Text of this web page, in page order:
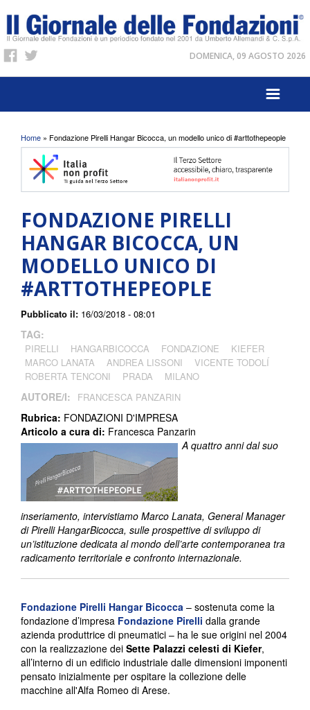
DOMENICA, 09 AGOSTO 2026
Tu sei qui
Home » Fondazione Pirelli Hangar Bicocca, un modello unico di #arttothepeople
FONDAZIONE PIRELLI
HANGAR BICOCCA, UN
MODELLO UNICO DI
#ARTTOTHEPEOPLE
Pubblicato il: 16/03/2018 - 08:01
TAG:
PIRELLI HANGARBICOCCA FONDAZIONE
KIEFER
MARCO LANATA
ANDREA LISSONI
VICENTE TODOLÍ
ROBERTA TENCONI
PRADA MILANO
AUTORE/I: FRANCESCA PANZARIN
Rubrica: FONDAZIONI D'IMPRESA
Articolo a cura di: Francesca Panzarin
A quattro anni dal suo
inseriamento, intervistiamo Marco Lanata, General Manager
di Pirelli HangarBicocca, sulle prospettive di sviluppo di
un’istituzione dedicata al mondo dell’arte contemporanea tra
radicamento territoriale e confronto internazionale.
Fondazione Pirelli Hangar Bicocca – sostenuta come la
fondazione d’impresa Fondazione Pirelli dalla grande
azienda produttrice di pneumatici – ha le sue origini nel 2004
con la realizzazione dei Sette Palazzi celesti di Kiefer,
all’interno di un edificio industriale dalle dimensioni imponenti
pensato inizialmente per ospitare la collezione delle
macchine all'Alfa Romeo di Arese.